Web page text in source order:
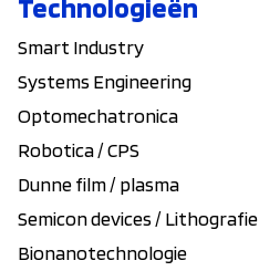
Technologieën
Smart Industry
Systems Engineering
Optomechatronica
Robotica / CPS
Dunne film / plasma
Semicon devices / Lithografie
Bionanotechnologie